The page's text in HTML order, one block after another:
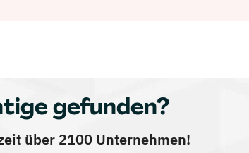
gefunden?
über 2100 Unternehmen!